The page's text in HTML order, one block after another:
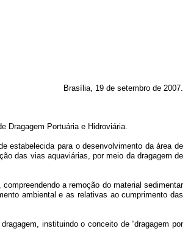
Brasília, 19 de setembro de 2007.
Portuária e Hidroviária.
para o desenvolvimento da área de
das vias aquaviárias, por meio da dragagem de
a remoção do material sedimentar
ambiental e as relativas ao cumprimento das
instituindo o conceito de “dragagem por